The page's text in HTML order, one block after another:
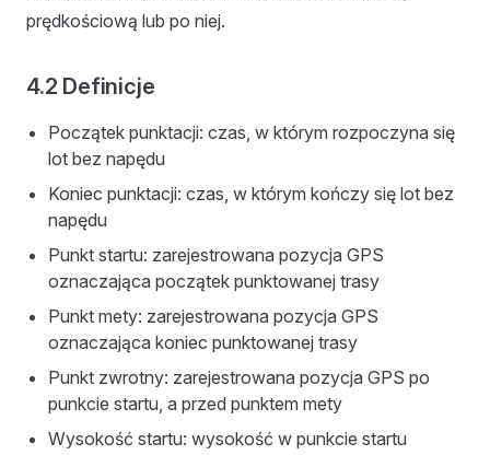
prędkościową lub po niej.
4.2 Definicje
Początek punktacji: czas, w którym rozpoczyna się
lot bez napędu
Koniec punktacji: czas, w którym kończy się lot bez
napędu
Punkt startu: zarejestrowana pozycja GPS
oznaczająca początek punktowanej trasy
Punkt mety: zarejestrowana pozycja GPS
oznaczająca koniec punktowanej trasy
Punkt zwrotny: zarejestrowana pozycja GPS po
punkcie startu, a przed punktem mety
Wysokość startu: wysokość w punkcie startu